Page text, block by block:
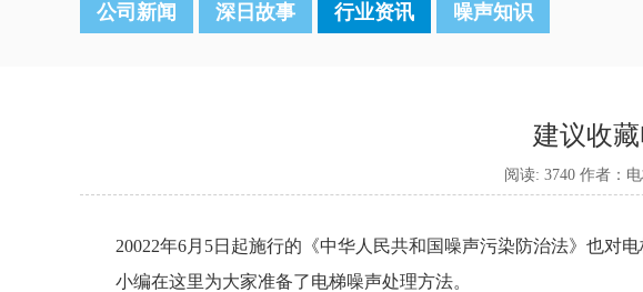
公司新闻 深日故事 行业资讯 噪声知识
建议收
阅读: 3740 作者：
20022年6月5日起施行的《中华人民共和国噪声污染防治法》也对
小编在这里为大家准备了电梯噪声处理方法。